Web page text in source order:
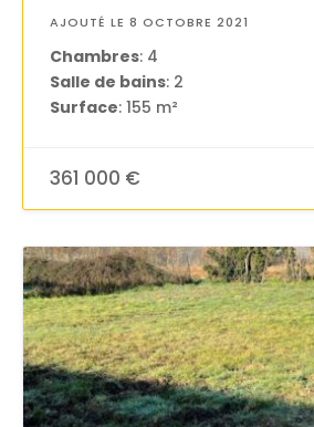
AJOUTÉ LE 8 OCTOBRE 2021
Chambres: 4
Salle de bains: 2
Surface: 155 m²
361 000 €